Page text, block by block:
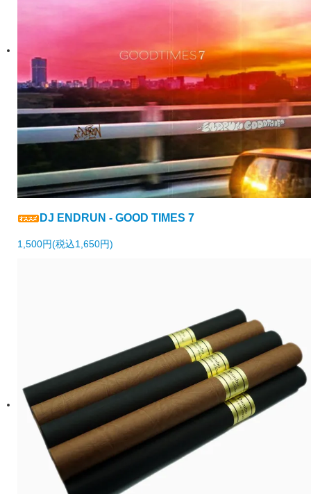
DJ ENDRUN - GOOD TIMES 7
1,500円(税込1,650円)